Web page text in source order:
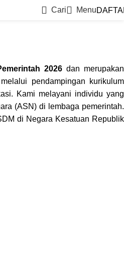
Cari Menu
2026 dan merupakan
pendampingan kurikulum
Kami melayani individu yang
(ASN) di lembaga pemerintah.
di Negara Kesatuan Republik